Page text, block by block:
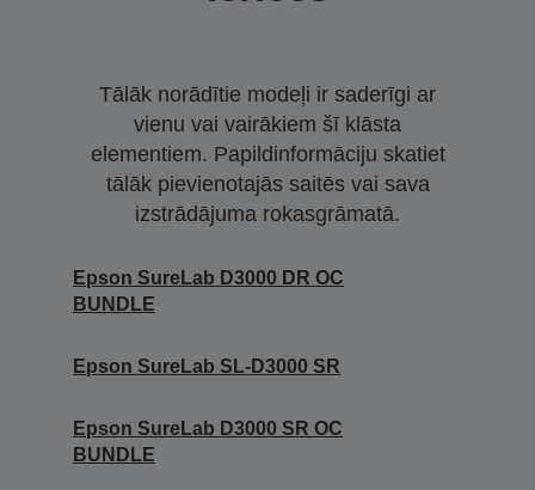
Tālāk norādītie modeļi ir saderīgi ar
vienu vai vairākiem šī klāsta
elementiem. Papildinformāciju skatiet
tālāk pievienotajās saitēs vai sava
izstrādājuma rokasgrāmatā.
Epson SureLab D3000 DR OC
BUNDLE
Epson SureLab SL-D3000 SR
Epson SureLab D3000 SR OC
BUNDLE